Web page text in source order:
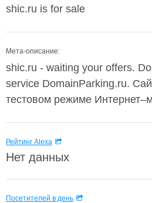
shic.ru is for sale
Мета-описание:
shic.ru - waiting your offers.
service DomainParking.ru.
тестовом режиме
Рейтинг Alexa
Нет данных
Посетителей в день